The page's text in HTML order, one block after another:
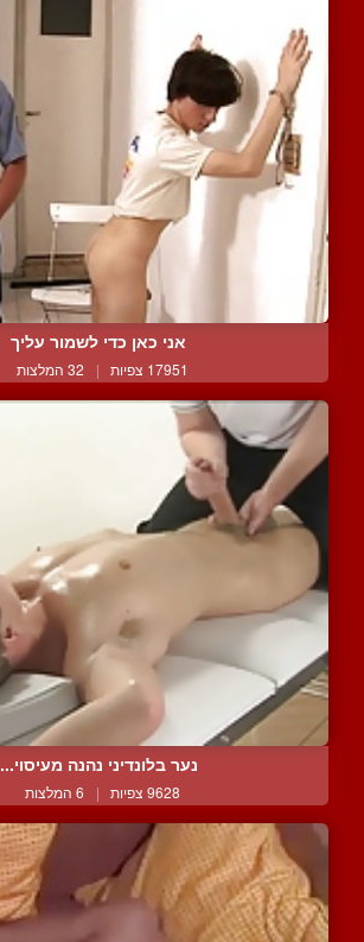
אני כאן כדי לשמור עליך
17951 צפיות | 32 המלצות
נער בלונדיני נהנה מעיסוי...
9628 צפיות | 6 המלצות